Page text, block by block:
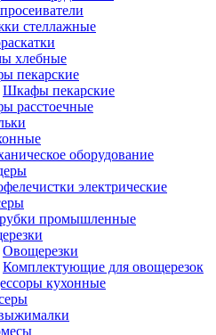
стеллажные
хлебные
пекарские
Шкафы пекарские
расстоечные
оборудование
электрические
промышленные
Овощерезки
Комплектующие для овощерезок
кухонные